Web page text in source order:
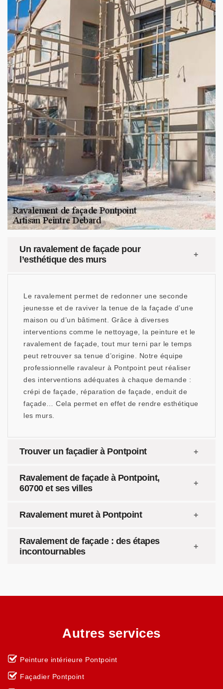
Un ravalement de façade pour
l’esthétique des murs
Le ravalement permet de redonner une seconde
jeunesse et de raviver la tenue de la façade d’une
maison ou d’un bâtiment. Grâce à diverses
interventions comme le nettoyage, la peinture et le
ravalement de façade, tout mur terni par le temps
peut retrouver sa tenue d’origine. Notre équipe
professionnelle ravaleur à Pontpoint peut réaliser
des interventions adéquates à chaque demande :
crépi de façade, réparation de façade, enduit de
façade… Cela permet en effet de rendre esthétique
les murs.
Trouver un façadier à Pontpoint
Ravalement de façade à Pontpoint,
60700 et ses villes
Ravalement muret à Pontpoint
Ravalement de façade : des étapes
incontournables
Autres services
Peinture intérieure Pontpoint
Façadier Pontpoint